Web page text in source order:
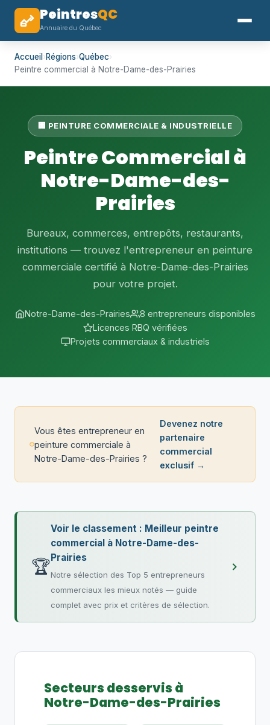
PeintresQC
Annuaire du Québec
Accueil ›Régions›Québec›
Peintre commercial à Notre-Dame-des-Prairies
🏢 PEINTURE COMMERCIALE & INDUSTRIELLE
Peintre Commercial à
Notre-Dame-des-
Prairies
Bureaux, commerces, entrepôts, restaurants,
institutions — trouvez l'entrepreneur en peinture
commerciale certifié à Notre-Dame-des-Prairies
pour votre projet.
Notre-Dame-des-Prairies
8 entrepreneurs disponibles
Licences RBQ vérifiées
Projets commerciaux & industriels
Vous êtes entrepreneur en
peinture commerciale à
Notre-Dame-des-Prairies ?
Devenez notre
partenaire
commercial
exclusif →
🏆
Voir le classement : Meilleur peintre
commercial à Notre-Dame-des-
Prairies
Notre sélection des Top 5 entrepreneurs
commerciaux les mieux notés — guide
complet avec prix et critères de sélection.
Secteurs desservis à
Notre-Dame-des-Prairies